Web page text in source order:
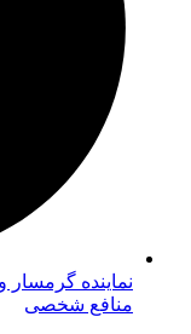
نماینده گرمسار
منافع شخصی